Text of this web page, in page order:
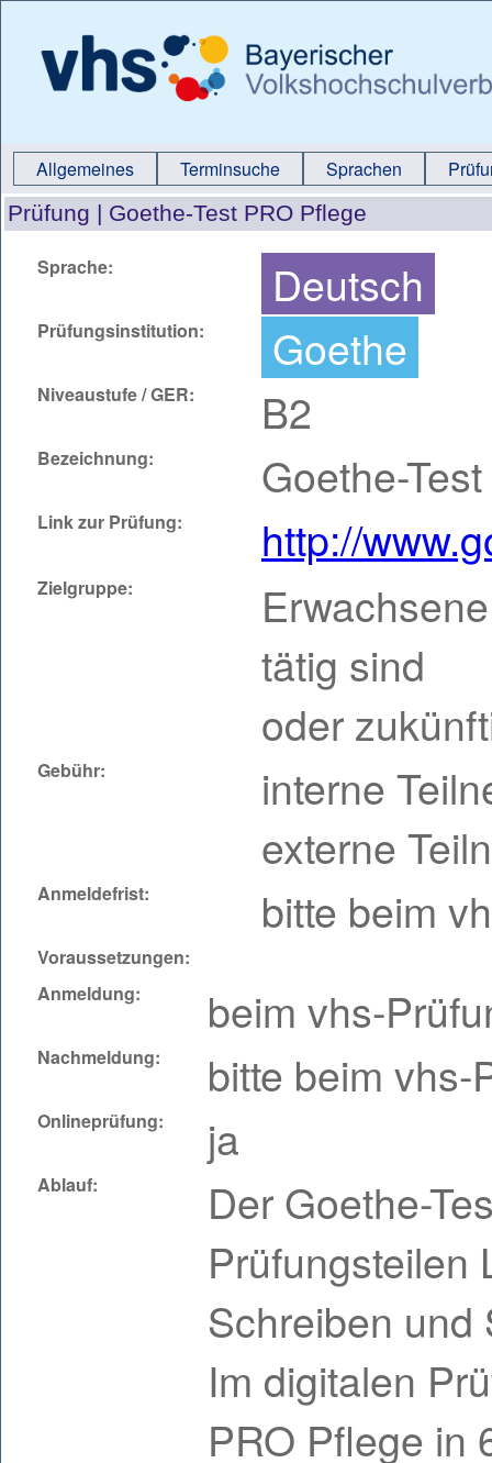
Allgemeines Terminsuche Sprachen
Prüfung | Goethe-Test PRO Pflege
Sprache: Deutsch
Prüfungsinstitution: Goethe
Niveaustufe / GER: B2
Bezeichnung: Goethe-
Link zur Prüfung: http://
Zielgruppe:
tätig sind
oder
Gebühr:
interne
externe
Anmeldefrist: bitte beim
Voraussetzungen:
Anmeldung:
beim vhs-
Nachmeldung: bitte beim
Onlineprüfung: ja
Ablauf:
Der Goethe-
Prüfungsteilen
Schreiben und
Im digitalen
PRO Pflege in